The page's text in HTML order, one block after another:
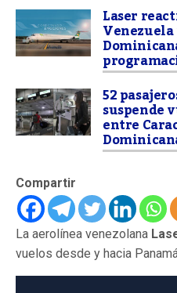
Laser
52
suspende
entre
Compartir
La aerolínea venezolana
vuelos desde y hacia